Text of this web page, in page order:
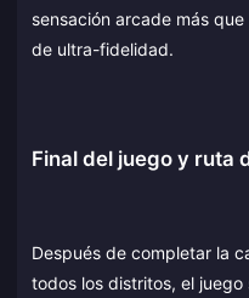
sensación arcade más
de ultra-fidelidad.
Final del juego y ruta
Después de completar la
todos los distritos, el